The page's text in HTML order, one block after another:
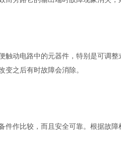
触动电路中的元器件，特别是可调
变之后有时故障会消除。
件作比较，而且安全可靠。根据故